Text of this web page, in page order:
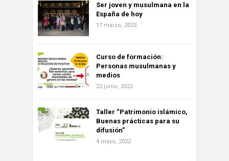
Ser joven y musulmana en la
España de hoy
17 marzo, 2023
Curso de formación:
Personas musulmanas y
medios
22 junio, 2022
Taller “Patrimonio islámico,
Buenas prácticas para su
difusión”
4 mayo, 2022